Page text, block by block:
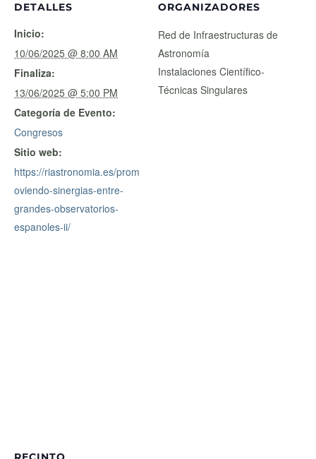
DETALLES
Inicio:
10/06/2025 @ 8:00 AM
Finaliza:
13/06/2025 @ 5:00 PM
Categoría de Evento:
Congresos
Sitio web:
https://riastronomia.es/prom
oviendo-sinergias-entre-
grandes-observatorios-
espanoles-ii/
ORGANIZADORES
Red de Infraestructuras de
Astronomía
Instalaciones Científico-
Técnicas Singulares